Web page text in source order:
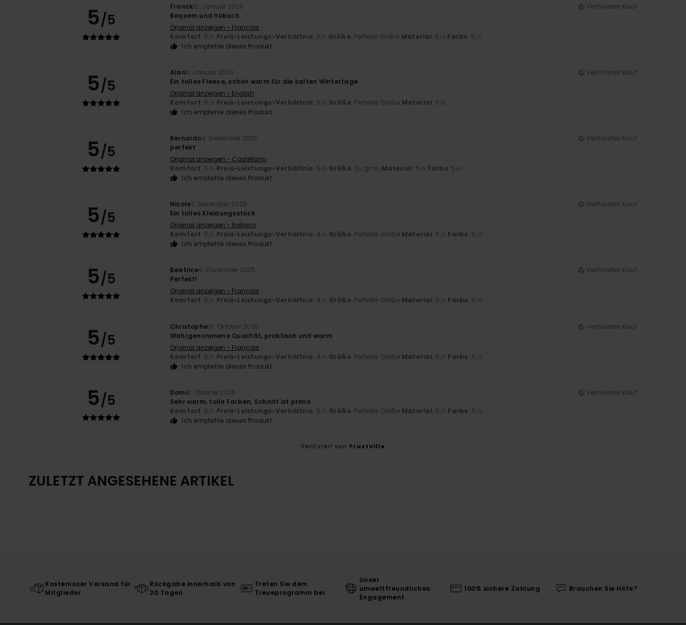
5/5
Franck13. Januar 2026
Verifizierter Kauf
Bequem und hübsch
Original anzeigen - Français
Komfort: 5/5 Preis-Leistungs-Verhältnis: 3/5 Größe: Perfekte Größe Material: 5 /5 Farbe: 5/5
Ich empfehle dieses Produkt
5/5
Alan3. Januar 2026
Verifizierter Kauf
Ein tolles Fleece, schön warm für die kalten Wintertage
Original anzeigen - English
Komfort: 5/5 Preis-Leistungs-Verhältnis: 5/5 Größe: Perfekte Größe Material: 5 /5
Ich empfehle dieses Produkt
5/5
Bernardo9. Dezember 2025
Verifizierter Kauf
perfekt
Original anzeigen - Castellano
Komfort: 5/5 Preis-Leistungs-Verhältnis: 5/5 Größe: Zu groß Material: 5/5 Farbe: 5 /5
Ich empfehle dieses Produkt
5/5
Nicole7. Dezember 2025
Verifizierter Kauf
Ein tolles Kleidungsstück
Original anzeigen - Italiano
Komfort: 5/5 Preis-Leistungs-Verhältnis: 4/5 Größe: Perfekte Größe Material: 5 /5 Farbe: 5/5
Ich empfehle dieses Produkt
5/5 Beatrice6. Dezember 2025
Verifizierter Kauf
Perfekt!
Original anzeigen - Français
Komfort: 5/5 Preis-Leistungs-Verhältnis: 4/5 Größe: Perfekte Größe Material: 5 /5 Farbe: 5/5
5/5
Christophe31. Oktober 2025
Verifizierter Kauf
Wahrgenommene Qualität, praktisch und warm
Original anzeigen - Français
Komfort: 5/5 Preis-Leistungs-Verhältnis: 4/5 Größe: Perfekte Größe Material: 5 /5 Farbe: 5/5
Ich empfehle dieses Produkt
5/5 Domi4. Oktober 2025
Verifizierter Kauf
Sehr warm, tolle Farben, Schnitt ist prima
Komfort: 5/5 Preis-Leistungs-Verhältnis: 5/5 Größe: Perfekte Größe Material: 5 /5 Farbe: 5/5
Ich empfehle dieses Produkt
Verifiziert von TrustVille
ZULETZT ANGESEHENE ARTIKEL
Kostenloser Versand für
Mitglieder
Rückgabe innerhalb von
30 Tagen
Treten Sie dem
Treueprogramm bei
Unser
umweltfreundliches
Engagement
100% sichere Zahlung Brauchen Sie Hilfe?